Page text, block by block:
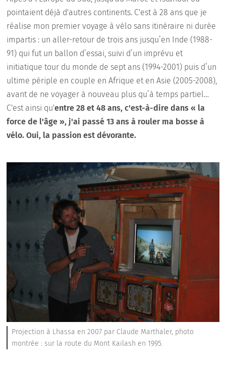
pointaient déjà d'autres continents. C'est à 28 ans que je
réalise mon premier voyage à vélo sans itinéraire ni durée
impartis : un aller-retour de trois ans jusqu’en Inde (1988-
91) qui fut un ballon d’essai, suivi d’un imprévu et
initiatique tour du monde de sept ans (1994-2001) puis d’un
ultime périple en couple en Afrique et en Asie (2005-2008),
avant de ne voyager à nouveau plus qu’à temps partiel…
C'est ainsi qu'entre 28 et 48 ans, c'est-à-dire dans « la
force de l'âge », j'ai passé 13 ans à rouler ma bosse à
vélo. Oui, la passion est dévorante.
Projection à Lhassa en 2007 par Claude Marthaler, photo
montrée : sur la route du Mont Kailash en 1995.